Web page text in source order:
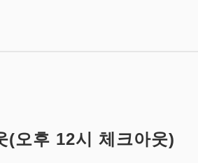
(오후 12시 체크아웃)